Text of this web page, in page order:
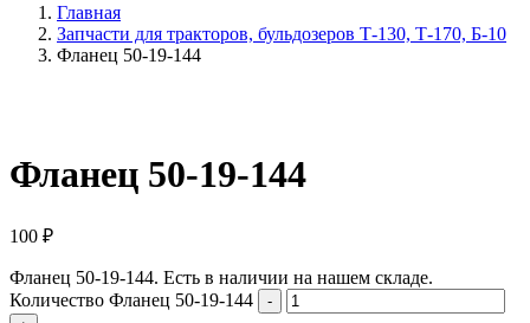
Главная
Запчасти для тракторов, бульдозеров Т-130, Т-170, Б-10
Фланец 50-19-144
Фланец 50-19-144
100 ₽
Фланец 50-19-144. Есть в наличии на нашем складе.
Количество Фланец 50-19-144